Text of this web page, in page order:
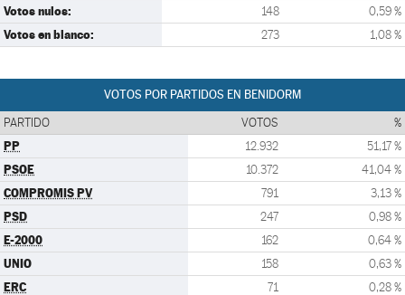
Votos nulos: 148 0,59 %
Votos en blanco: 273 1,08 %
VOTOS POR PARTIDOS EN BENIDORM
PARTIDO VOTOS %
PP 12.932 51,17 %
PSOE 10.372 41,04 %
COMPROMIS PV 791 3,13 %
PSD 247 0,98 %
E-2000 162 0,64 %
UNIO 158 0,63 %
ERC 71 0,28 %